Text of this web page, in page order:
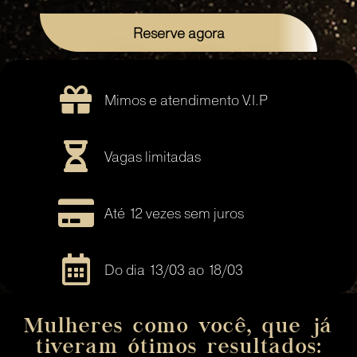
Reserve agora
Mimos e atendimento V.I.P
Vagas limitadas
Até 12 vezes sem juros
Do dia 13/03 ao 18/03
Mulheres como você, que já
tiveram ótimos resultados: